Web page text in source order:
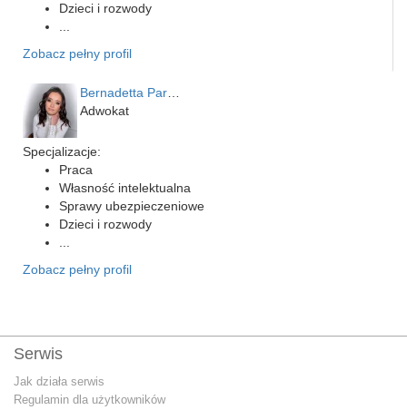
Dzieci i rozwody
Zobacz pełny profil
Adwokat
Specjalizacje:
Praca
Własność intelektualna
Sprawy ubezpieczeniowe
Dzieci i rozwody
Zobacz pełny profil
Serwis
Jak działa serwis
Regulamin dla użytkowników